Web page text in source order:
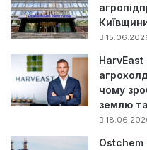
HarvEast
чому
землю
Ostchem